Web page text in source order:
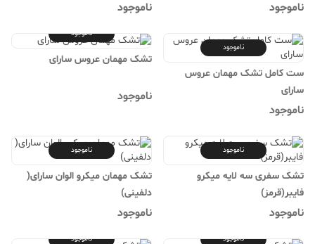
ناموجود ناموجود
ناموجود
ست کامل تشک مهمان عروس
سارای
ناموجود
ناموجود
تشک مهمان عروس سارای
ناموجود
ناموجود
تشک سفری سه لایه میکرو
فایبر(قرمز)
ناموجود
ناموجود
تشک مهمان میکرو الوان سارای(
دلفینی)
ناموجود
ناموجود ناموجود